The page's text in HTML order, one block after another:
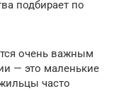
подбирает по
очень важным
— это маленькие
часто